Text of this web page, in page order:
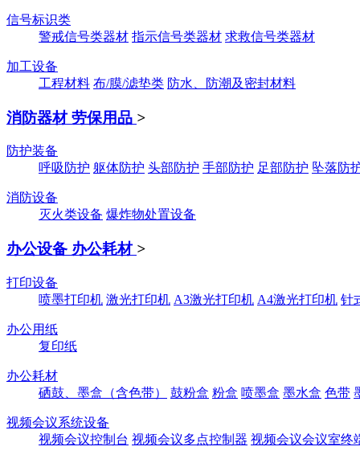
信号标识类
警戒信号类器材 指示信号类器材 求救信号类器材
加工设备
工程材料 布/膜/滤垫类 防水、防潮及密封材料
消防器材 劳保用品 >
防护装备
呼吸防护 躯体防护 头部防护 手部防护 足部防护 坠落防
消防设备
灭火类设备 爆炸物处置设备
办公设备 办公耗材 >
打印设备
喷墨打印机 激光打印机 A3激光打印机 A4激光打印机 针
办公用纸
复印纸
办公耗材
硒鼓、墨盒（含色带）
鼓粉盒 粉盒 喷墨盒 墨水盒 色带
视频会议系统设备
视频会议控制台 视频会议多点控制器 视频会议会议室终